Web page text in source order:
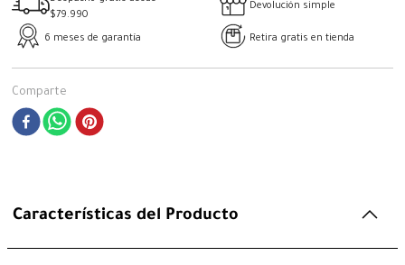
$79.990
Devolución simple
6 meses de garantía Retira gratis en tienda
Comparte
Características del Producto